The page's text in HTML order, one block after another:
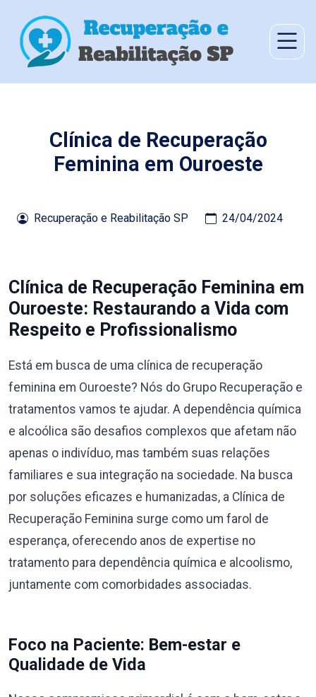
Clínica de Recuperação
Feminina em Ouroeste
Recuperação e Reabilitação SP 24/04/2024
Clínica de Recuperação Feminina em
Ouroeste: Restaurando a Vida com
Respeito e Profissionalismo
Está em busca de uma clínica de recuperação
feminina em Ouroeste? Nós do Grupo Recuperação e
tratamentos vamos te ajudar. A dependência química
e alcoólica são desafios complexos que afetam não
apenas o indivíduo, mas também suas relações
familiares e sua integração na sociedade. Na busca
por soluções eficazes e humanizadas, a Clínica de
Recuperação Feminina surge como um farol de
esperança, oferecendo anos de expertise no
tratamento para dependência química e alcoolismo,
juntamente com comorbidades associadas.
Foco na Paciente: Bem-estar e
Qualidade de Vida